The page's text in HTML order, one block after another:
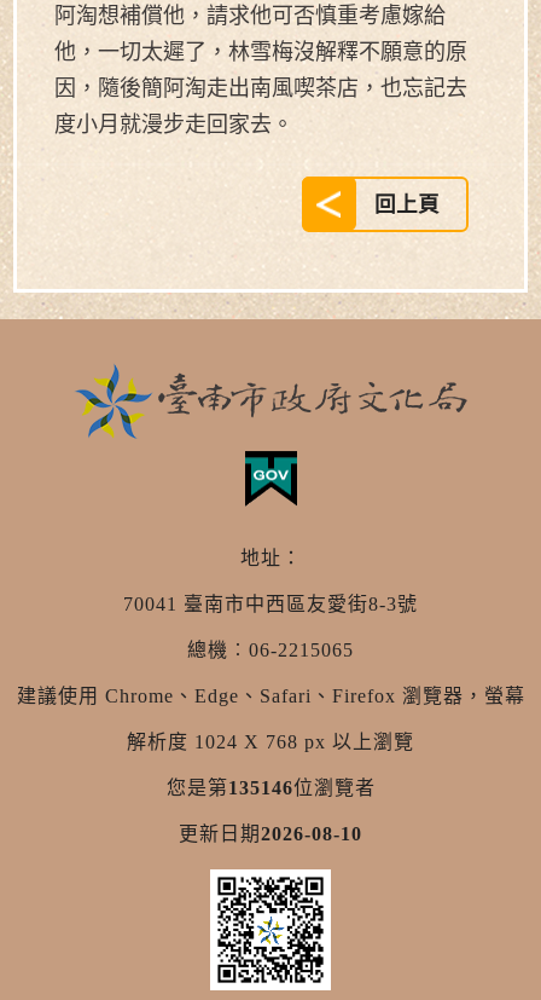
阿淘想補償他，請求他可否慎重考慮嫁給
他，一切太遲了，林雪梅沒解釋不願意的原
因，隨後簡阿淘走出南風喫茶店，也忘記去
度小月就漫步走回家去。
回上頁
地址：
70041 臺南市中西區友愛街8-3號
總機︰06-2215065
建議使用 Chrome、Edge、Safari、Firefox 瀏覽器，螢幕
解析度 1024 X 768 px 以上瀏覽
您是第135146位瀏覽者
更新日期2026-08-10